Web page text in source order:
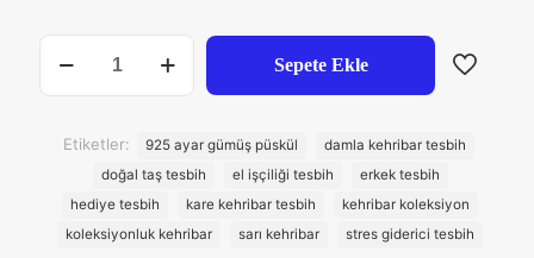
₺14.473,00. fiyat:
Kesim
925
Püsküllü
Tesbih
Sepete Ekle
Etiketler: 925 ayar gümüş püskül
damla kehribar tesbih
doğal taş tesbih
el işçiliği tesbih
erkek tesbih
hediye tesbih
kare kehribar tesbih
kehribar koleksiyon
koleksiyonluk kehribar
sarı kehribar stres giderici tesbih